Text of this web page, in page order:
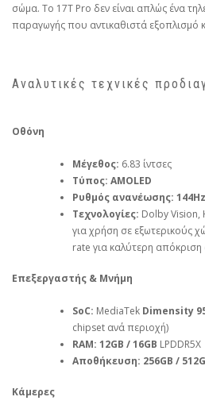
σώμα. Το 17T Pro δεν είναι απλώς ένα
παραγωγής που αντικαθιστά εξοπλισμό
Αναλυτικές τεχνικές
Οθόνη
Μέγεθος: 6.83 ίντσες
Τύπος: AMOLED
Ρυθμός ανανέωσης: 144Hz
Τεχνολογίες: Dolby Vision,
για χρήση σε εξωτερικούς
rate για καλύτερη απόκριση
Επεξεργαστής & Μνήμη
SoC: MediaTek Dimensity
chipset ανά περιοχή)
RAM: 12GB / 16GB LPDDR5X
Αποθήκευση: 256GB /
Κάμερες